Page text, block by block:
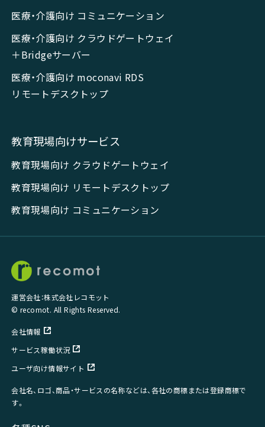
医療・介護向け コミュニケーション
医療・介護向け クラウドゲートウェイ
＋Bridgeサーバー
医療・介護向け moconavi RDS
リモートデスクトップ
教育現場向けサービス
教育現場向け クラウドゲートウェイ
教育現場向け リモートデスクトップ
教育現場向け コミュニケーション
運営会社：株式会社レコモット
© recomot. All Rights Reserved.
会社情報
サービス稼働状況
ユーザ向け情報サイト
会社名、ロゴ、商品・サービスの名称などは、各社の商標または登録商標で
す。